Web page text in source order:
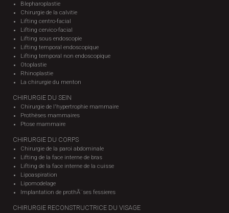
Blepharoplastie
Chirurgie de la calvitie
Lifting centro-facial
Lifting cervico-facial
Lifting sous endoscopie
Lifting temporal endoscopique
Lifting temporal non endoscopique
Otoplastie
Rhinoplastie
La chirurgie du menton
CHIRURGIE DU SEIN
Chirurgie de l'hypertrophie mammaire
Prothèses mammaires
Ptose mammaire
CHIRURGIE DU CORPS
Chirurgie de la paroi abdominale
Lifting de la face interne de bras
Lifting de la face interne de la cuisse
Lipoaspiration
Lipomodelage
Implantation de prothÃ¨ses fessieres
CHIRURGIE RECONSTRUCTRICE DU VISAGE